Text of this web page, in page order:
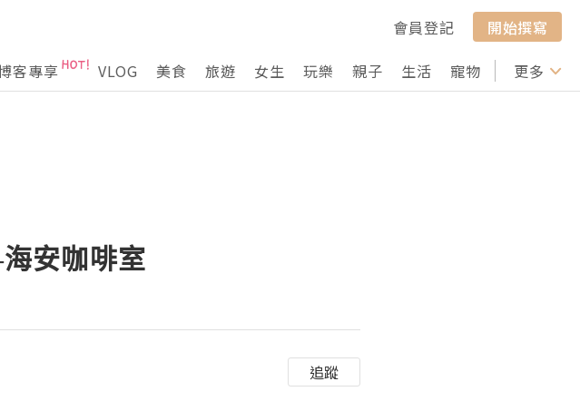
會員登記
開始撰寫
客專享 VLOG 美食 旅遊 女生 玩樂 親子 生活 寵物 行山 打卡
更多
安咖啡室
追蹤